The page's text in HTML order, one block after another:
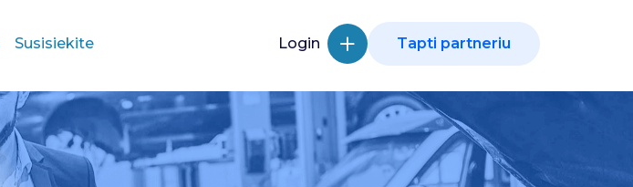
Susisiekite Login Tapti partneriu